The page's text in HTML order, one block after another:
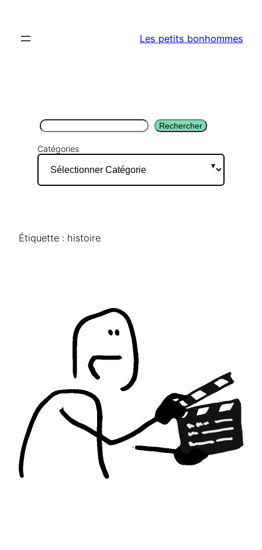
contenu
Les petits bonhommes
Rechercher Rechercher
Catégories
Étiquette : histoire